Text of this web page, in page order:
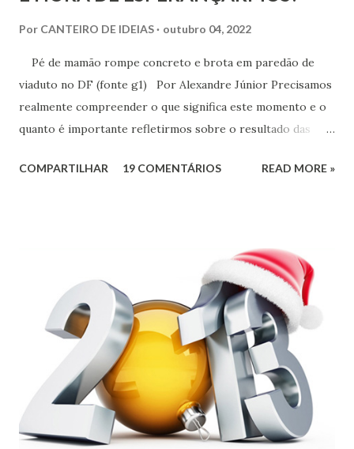
Por CANTEIRO DE IDEIAS outubro 04, 2022
Pé de mamão rompe concreto e brota em paredão de
viaduto no DF (fonte g1) Por Alexandre Júnior Precisamos
realmente compreender o que significa este momento e o
quanto é importante refletirmos sobre o resultado das
esperançar! A História do Brasil é feita de invasão,
COMPARTILHAR 19 COMENTÁRIOS READ MORE »